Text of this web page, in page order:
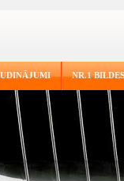
NR.1 BILDES